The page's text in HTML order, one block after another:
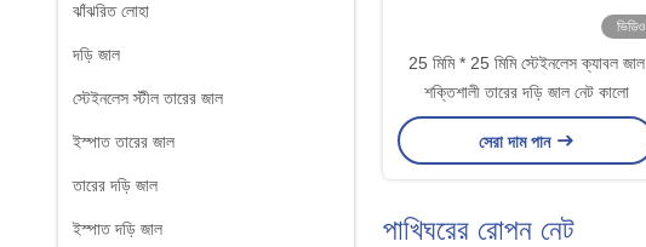
ঝাঁঝরিত লোহা
দড়ি জাল
স্টেইনলেস স্টীল তারের জাল
ইস্পাত তারের জাল
তারের দড়ি জাল
ইস্পাত দড়ি জাল
ভিডিও
25 মিমি * 25 মিমি স্টেইনলেস ক্যাবল জাল
শক্তিশালী তারের দড়ি জাল নেট কালো
সেরা দাম পান
পাখিঘরের রোপন নেট